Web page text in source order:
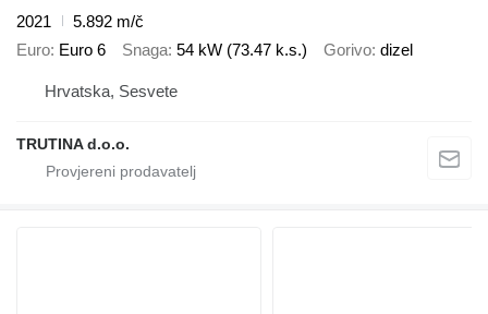
2021
5.892 m/č
Euro Euro 6 Snaga 54 kW (73.47 k.s.) Gorivo dizel
Hrvatska, Sesvete
TRUTINA d.o.o.